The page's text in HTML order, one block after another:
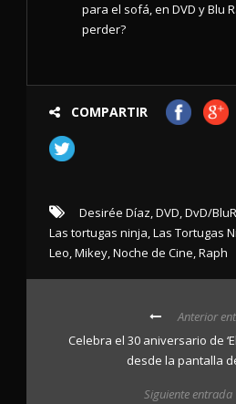
para el sofá, en DVD y Blu
perder?
COMPARTIR
Desirée Díaz,DVD,DvD/
Las tortugas ninja,Las Tortugas
Leo,Mikey,Noche de Cine,Raph
Anterior
Celebra el 30 aniversario de
desde la pantalla
Siguiente entrada